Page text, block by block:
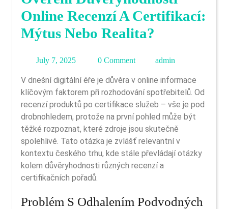
Online Recenzí A Certifikací:
Mýtus Nebo Realita?
July 7, 2025July
2025
0 Comment admin
V dnešní digitální éře je důvěra v online informace
klíčovým faktorem při rozhodování spotřebitelů. Od
recenzí produktů po certifikace služeb – vše je pod
drobnohledem, protože na první pohled může být
těžké rozpoznat, které zdroje jsou skutečně
spolehlivé. Tato otázka je zvlášť relevantní v
kontextu českého trhu, kde stále převládají otázky
kolem důvěryhodnosti různých recenzí a
certifikačních pořadů.
Problém S Odhalením Podvodných